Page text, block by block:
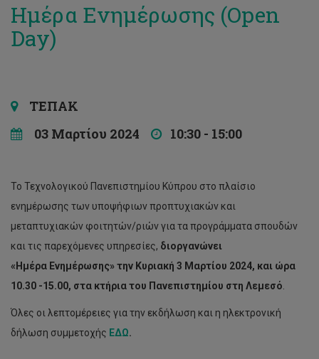
Ημέρα Ενημέρωσης (Open
Day)
ΤΕΠΑΚ
03 Μαρτίου 2024
10:30 - 15:00
Το Τεχνολογικού Πανεπιστημίου Κύπρου στο πλαίσιο
ενημέρωσης των υποψήφιων προπτυχιακών και
μεταπτυχιακών φοιτητών/ριών για τα προγράμματα σπουδών
και τις παρεχόμενες υπηρεσίες, διοργανώνει
«Ημέρα Ενημέρωσης» την Κυριακή 3 Μαρτίου 2024, και ώρα
1 0.30 -15.00, στα κτήρια του Πανεπιστημίου στη Λεμεσό
Όλες οι λεπτομέρειες για την εκδήλωση και η ηλεκτρονική
δήλωση συμμετοχής ΕΔΩ.